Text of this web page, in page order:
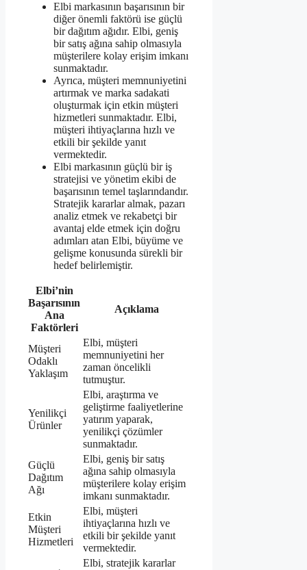
Elbi markasının başarısının bir
diğer önemli faktörü ise güçlü
bir dağıtım ağıdır. Elbi, geniş
bir satış ağına sahip olmasıyla
müşterilere kolay erişim imkanı
sunmaktadır.
Ayrıca, müşteri memnuniyetini
artırmak ve marka sadakati
oluşturmak için etkin müşteri
hizmetleri sunmaktadır. Elbi,
müşteri ihtiyaçlarına hızlı ve
etkili bir şekilde yanıt
vermektedir.
Elbi markasının güçlü bir iş
stratejisi ve yönetim ekibi de
başarısının temel taşlarındandır.
Stratejik kararlar almak, pazarı
analiz etmek ve rekabetçi bir
avantaj elde etmek için doğru
adımları atan Elbi, büyüme ve
gelişme konusunda sürekli bir
hedef belirlemiştir.
Elbi’nin
Başarısının
Ana
Faktörleri
Açıklama
Müşteri
Odaklı
Yaklaşım
Elbi, müşteri
memnuniyetini her
zaman öncelikli
tutmuştur.
Yenilikçi
Ürünler
Elbi, araştırma ve
geliştirme faaliyetlerine
yatırım yaparak,
yenilikçi çözümler
sunmaktadır.
Güçlü
Dağıtım
Ağı
Elbi, geniş bir satış
ağına sahip olmasıyla
müşterilere kolay erişim
imkanı sunmaktadır.
Etkin
Müşteri
Hizmetleri
Elbi, müşteri
ihtiyaçlarına hızlı ve
etkili bir şekilde yanıt
vermektedir.
Elbi, stratejik kararlar